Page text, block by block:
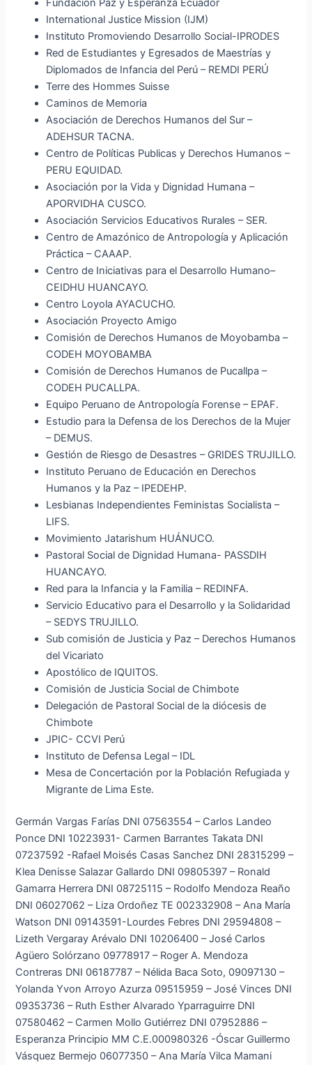
Fundación Paz y Esperanza Ecuador
International Justice Mission (IJM)
Instituto Promoviendo Desarrollo Social-IPRODES
Red de Estudiantes y Egresados de Maestrías y
Diplomados de Infancia del Perú – REMDI PERÚ
Terre des Hommes Suisse
Caminos de Memoria
Asociación de Derechos Humanos del Sur –
ADEHSUR TACNA.
Centro de Políticas Publicas y Derechos Humanos –
PERU EQUIDAD.
Asociación por la Vida y Dignidad Humana –
APORVIDHA CUSCO.
Asociación Servicios Educativos Rurales – SER.
Centro de Amazónico de Antropología y Aplicación
Práctica – CAAAP.
Centro de Iniciativas para el Desarrollo Humano–
CEIDHU HUANCAYO.
Centro Loyola AYACUCHO.
Asociación Proyecto Amigo
Comisión de Derechos Humanos de Moyobamba –
CODEH MOYOBAMBA
Comisión de Derechos Humanos de Pucallpa –
CODEH PUCALLPA.
Equipo Peruano de Antropología Forense – EPAF.
Estudio para la Defensa de los Derechos de la Mujer
– DEMUS.
Gestión de Riesgo de Desastres – GRIDES TRUJILLO.
Instituto Peruano de Educación en Derechos
Humanos y la Paz – IPEDEHP.
Lesbianas Independientes Feministas Socialista –
LIFS.
Movimiento Jatarishum HUÁNUCO.
Pastoral Social de Dignidad Humana- PASSDIH
HUANCAYO.
Red para la Infancia y la Familia – REDINFA.
Servicio Educativo para el Desarrollo y la Solidaridad
– SEDYS TRUJILLO.
Sub comisión de Justicia y Paz – Derechos Humanos
del Vicariato
Apostólico de IQUITOS.
Comisión de Justicia Social de Chimbote
Delegación de Pastoral Social de la diócesis de
Chimbote
JPIC- CCVI Perú
Instituto de Defensa Legal – IDL
Mesa de Concertación por la Población Refugiada y
Migrante de Lima Este.
Germán Vargas Farías DNI 07563554 – Carlos Landeo
Ponce DNI 10223931- Carmen Barrantes Takata DNI
07237592 -Rafael Moisés Casas Sanchez DNI 28315299 –
Klea Denisse Salazar Gallardo DNI 09805397 – Ronald
Gamarra Herrera DNI 08725115 – Rodolfo Mendoza Reaño
DNI 06027062 – Liza Ordoñez TE 002332908 – Ana María
Watson DNI 09143591-Lourdes Febres DNI 29594808 –
Lizeth Vergaray Arévalo DNI 10206400 – José Carlos
Agüero Solórzano 09778917 – Roger A. Mendoza
Contreras DNI 06187787 – Nélida Baca Soto, 09097130 –
Yolanda Yvon Arroyo Azurza 09515959 – José Vinces DNI
09353736 – Ruth Esther Alvarado Yparraguirre DNI
07580462 – Carmen Mollo Gutiérrez DNI 07952886 –
Esperanza Principio MM C.E.000980326 -Óscar Guillermo
Vásquez Bermejo 06077350 – Ana María Vilca Mamani